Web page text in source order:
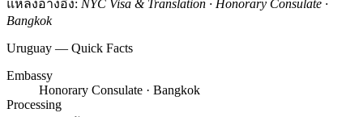
แหล่งอ้างอิง: NYC Visa & Translation · Honorary Consulate ·
Bangkok
Uruguay — Quick Facts
Embassy
Honorary Consulate · Bangkok
Processing